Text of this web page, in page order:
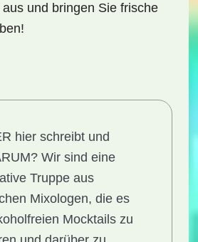
und bringen Sie frische
hier schreibt und
Wir sind eine
Truppe aus
Mixologen, die es
Mocktails zu